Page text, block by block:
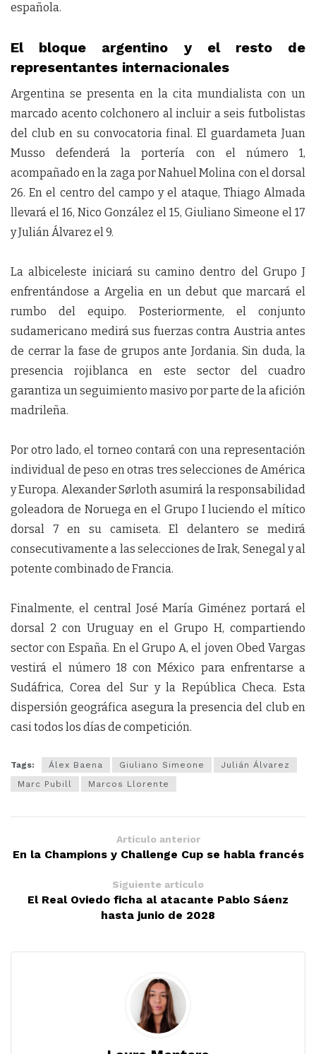
española.
El bloque argentino y el resto de
representantes internacionales
Argentina se presenta en la cita mundialista con un
marcado acento colchonero al incluir a seis futbolistas
del club en su convocatoria final. El guardameta Juan
Musso defenderá la portería con el número 1,
acompañado en la zaga por Nahuel Molina con el dorsal
26. En el centro del campo y el ataque, Thiago Almada
llevará el 16, Nico González el 15, Giuliano Simeone el 17
y Julián Álvarez el 9.
La albiceleste iniciará su camino dentro del Grupo J
enfrentándose a Argelia en un debut que marcará el
rumbo del equipo. Posteriormente, el conjunto
sudamericano medirá sus fuerzas contra Austria antes
de cerrar la fase de grupos ante Jordania. Sin duda, la
presencia rojiblanca en este sector del cuadro
garantiza un seguimiento masivo por parte de la afición
madrileña.
Por otro lado, el torneo contará con una representación
individual de peso en otras tres selecciones de América
y Europa. Alexander Sørloth asumirá la responsabilidad
goleadora de Noruega en el Grupo I luciendo el mítico
dorsal 7 en su camiseta. El delantero se medirá
consecutivamente a las selecciones de Irak, Senegal y al
potente combinado de Francia.
Finalmente, el central José María Giménez portará el
dorsal 2 con Uruguay en el Grupo H, compartiendo
sector con España. En el Grupo A, el joven Obed Vargas
vestirá el número 18 con México para enfrentarse a
Sudáfrica, Corea del Sur y la República Checa. Esta
dispersión geográfica asegura la presencia del club en
casi todos los días de competición.
Tags: Álex Baena Giuliano Simeone
Julián Álvarez
Marc Pubill
Marcos Llorente
Artículo anterior
En la Champions y Challenge Cup se habla francés
Siguiente artículo
El Real Oviedo ficha al atacante Pablo Sáenz
hasta junio de 2028